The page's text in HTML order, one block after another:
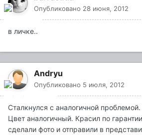
Опубликовано 28 июня, 2012
в личке..
Andryu
Опубликовано 5 июля, 2012
Сталкнулся с аналогичной
Цвет аналогичный. Красил по
сделали фото и отправили в